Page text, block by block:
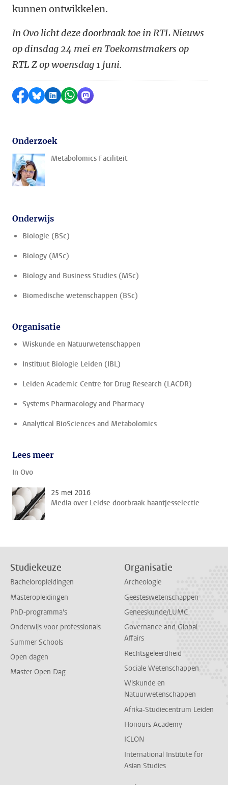
kunnen ontwikkelen.
In Ovo licht deze doorbraak toe in RTL Nieuws
op dinsdag 24 mei en Toekomstmakers op
RTL Z op woensdag 1 juni.
Delen op Facebook
Delen via Bluesky
Delen op LinkedIn
Delen via WhatsApp
Delen via Mastodon
Onderzoek
Metabolomics Faciliteit
Onderwijs
Biologie (BSc)
Biology (MSc)
Biology and Business Studies (MSc)
Biomedische wetenschappen (BSc)
Organisatie
Wiskunde en Natuurwetenschappen
Instituut Biologie Leiden (IBL)
Leiden Academic Centre for Drug Research (LACDR)
Systems Pharmacology and Pharmacy
Analytical BioSciences and Metabolomics
Lees meer
In Ovo
25 mei 2016
Media over Leidse doorbraak haantjesselectie
Studiekeuze
Bacheloropleidingen
Masteropleidingen
PhD-programma's
Onderwijs voor professionals
Summer Schools
Open dagen
Master Open Dag
Organisatie
Archeologie
Geesteswetenschappen
Geneeskunde/LUMC
Governance and Global
Affairs
Rechtsgeleerdheid
Sociale Wetenschappen
Wiskunde en
Natuurwetenschappen
Afrika-Studiecentrum Leiden
Honours Academy
ICLON
International Institute for
Asian Studies